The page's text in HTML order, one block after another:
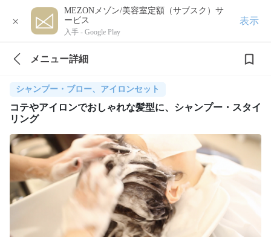
×
MEZONメゾン/美容室定額（サブスク）サ
ービス
入手 - Google Play
表示
メニュー詳細
シャンプー・ブロー、アイロンセット
コテやアイロンでおしゃれな髪型に、シャンプー・スタイ
リング